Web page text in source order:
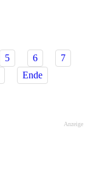
5 6
7
Ende
Anzeige